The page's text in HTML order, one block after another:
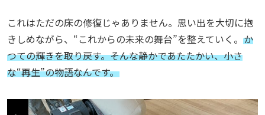
これはただの床の修復じゃありません。 思い出を大切に抱
きしめながら、“これからの未来の舞台”を整えていく。 か
つての輝きを取り戻す。そんな静かであたたかい、小さ
な“再生”の物語なんです。